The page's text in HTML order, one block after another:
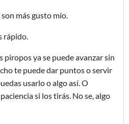
más gusto mío.
rápido.
ya se puede avanzar sin
te puede dar puntos o servir
usarlo o algo así. O
si los tirás. No se, algo